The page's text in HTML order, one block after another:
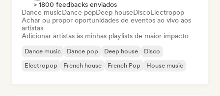
> 1800 feedbacks enviados
Dance musicDance popDeep houseDiscoElectropop
Achar ou propor oportunidades de eventos ao vivo aos
artistas
Adicionar artistas às minhas playlists de maior impacto
Dance music Dance pop Deep house
Disco
Electropop
French house French Pop House music